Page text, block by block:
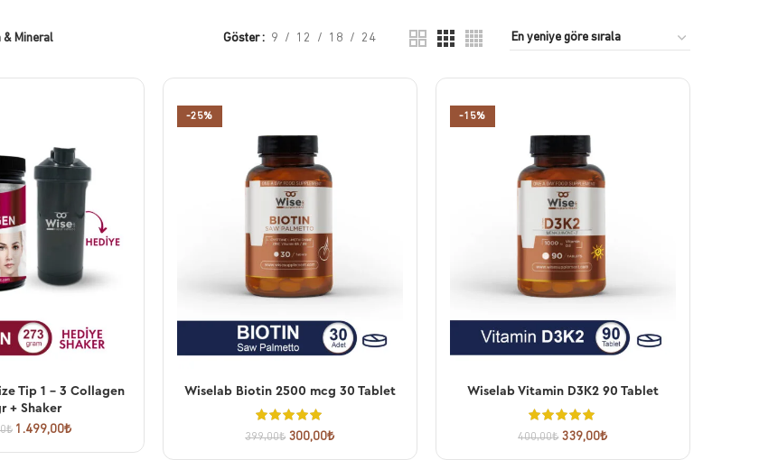
& Mineral Göster 9 12 18 24
EKLE
Tip 1 – 3 Collagen
+ Shaker
₺ 1.499,00₺
-25%
SEPETE EKLE
Wiselab Biotin 2500 mcg 30 Tablet
399,00₺ 300,00₺
-15%
SEPETE EKLE
Wiselab Vitamin D3K2 90 Tablet
400,00₺ 339,00₺